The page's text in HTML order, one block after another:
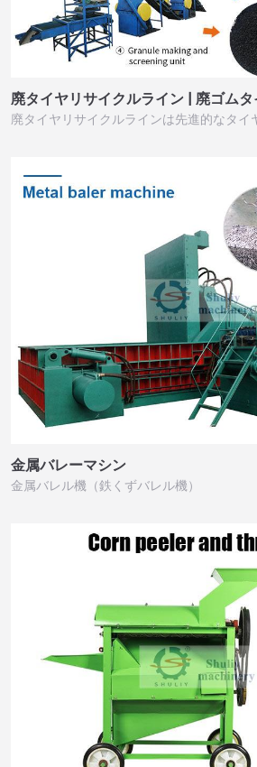
廃タイヤリサイクルライン | 廃ゴム
廃タイヤリサイクルラインは先進的なタイ
金属バレーマシン
金属バレル機（鉄くずバレル機）